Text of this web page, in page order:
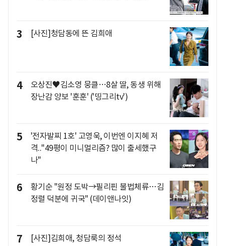
3 [사진]청담동에 뜬 김희애
4
오상진♥김소영 뭉클…8살 딸, 동생 위해
장난감 양보 '훈훈' ('띵그리tv')
5
'전자발찌 1호' 고영욱, 이번엔 이지혜 저
격.."49평이 미니멀리즘? 많이 출세했구
나"
6
황기순 "원정 도박→필리핀 불법체류…김
정렬 덕분에 귀국" (데이앤나잇)
7 [사진]김희애, 청담룩의 정석